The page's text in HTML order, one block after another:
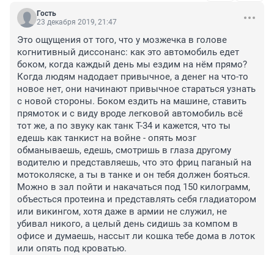
Гость
23 декабря 2019, 21:47
Это ощущения от того, что у мозжечка в голове
когнитивный диссонанс: как это автомобиль едет
боком, когда каждый день мы ездим на нём прямо?
Когда людям надодает привычное, а денег на что-то
новое нет, они начинают привычное стараться узнать
с новой стороны. Боком ездить на машине, ставить
прямоток и с виду вроде легковой автомобиль всё
тот же, а по звуку как танк Т-34 и кажется, что ты
едешь как танкист на войне - опять мозг
обманываешь, едешь, смотришь в глаза другому
водителю и представляешь, что это фриц паганый на
мотоколяске, а ты в танке и он тебя должен бояться.
Можно в зал пойти и накачаться под 150 килограмм,
объесться протеина и представлять себя гладиатором
или викингом, хотя даже в армии не служил, не
убивал никого, а целый день сидишь за компом в
офисе и думаешь, нассыт ли кошка тебе дома в лоток
или опять под кроватью.